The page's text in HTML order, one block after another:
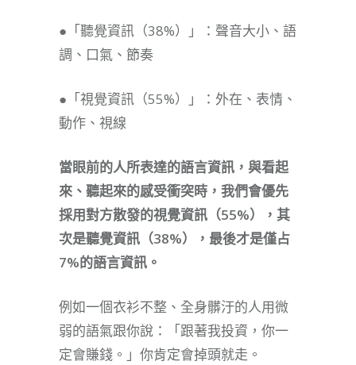
●「聽覺資訊（38%）」：聲音大小、語
調、口氣、節奏
●「視覺資訊（55%）」：外在、表情、
動作、視線
當眼前的人所表達的語言資訊，與看起
來、聽起來的感受衝突時，我們會優先
採用對方散發的視覺資訊（55%），其
次是聽覺資訊（38%），最後才是僅占
7%的語言資訊。
例如一個衣衫不整、全身髒汙的人用微
弱的語氣跟你說：「跟著我投資，你一
定會賺錢。」你肯定會掉頭就走。